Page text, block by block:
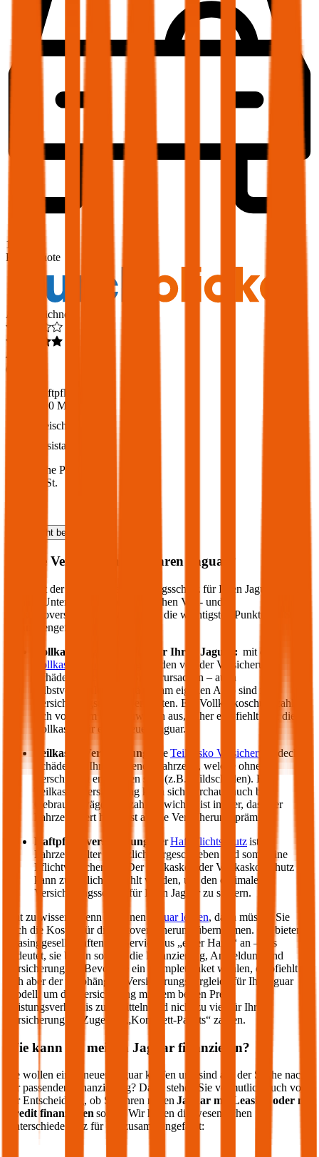
1,9
Produktnote
Ausgezeichnet
4,6
(
Haftpflicht
€ 20 Mio.
Freischaden
Assistance
Monatliche Prämie
inkl. mVSt.
Haftpflicht berechnen
Welche Versicherung für Ihren Jaguar
Wie sieht der optimale Versicherungsschutz für Ihren Jaguar
Welche Unterschiede gibt es zwischen Voll- und
Teilkaskoversicherung? Wir haben die wichtigsten Punkte für Sie
zusammengefasst:
Vollkasko Versicherung für Ihren Jaguar : mit der
Vollkasko Versicherung
werden von der Versicherung
Schäden gedeckt, die Sie verursachen – auch
selbstverschuldete Schäden am eigenen Auto sind im
Versicherungsumfang enthalten. Ein Vollkaskoschutz zahlt
sich vor allem bei Neuwägen aus, daher empfiehlt sich die
Vollkasko für einen neuen
Jaguar.
Teilkasko Versicherung:
dieTeilkasko Versicherung
deckt
Schäden an Ihrem eigenen Fahrzeug, welche ohne Ihr
Verschulden entstanden sind (z.B. Wildschäden). Eine
Teilkasko Versicherung kann sich durchaus auch bei
Gebrauchtwägen auszahlen: wichtig ist immer, dass der
Fahrzeugwert höher ist als die Versicherungsprämie.
Haftpflichtversicherung
: derHaftpflichtschutzist für
Fahrzeughalter gesetzlich vorgeschrieben und somit eine
Pflichtversicherung. Der Teilkasko oder Vollkasko Schutz
kann zusätzlich gewählt werden, um den optimalen
Versicherungsschutz für Ihren Jaguarzu sichern.
Gut zu wissen: Wenn Sie einen
Jaguarleasen, dann müssen Sie
auch die Kosten für die Autoversicherung übernehmen. Oft bieten
Leasinggesellschaften ein Service aus „einer Hand“ an – das
bedeutet, sie bieten sowohl die Finanzierung, Anmeldung und
Versicherung an. Bevor Sie ein Komplettpaket wählen, empfiehlt
sich aber der unabhängige Versicherungsvergleich für Ihr
Jaguar
Modell, um die Versicherung mit dem besten Preis-
Leistungsverhältnis zu ermitteln und nicht zu viel für Ihre
Versicherung im Zuge des „Komplett-Pakets“ zahlen.
Wie kann ich meinen Jaguar finanzieren?
Sie wollen einen neuen Jaguarkaufen und sind auf der Suche nach
der passenden Finanzierung? Dann stehen Sie vermutlich auch vor
der Entscheidung, ob Sie Ihren neuen Jaguar mit Leasing oder mit
Kredit finanzieren sollen. Wir haben die wesentlichen
Unterschiede kurz für Sie zusammengefasst: